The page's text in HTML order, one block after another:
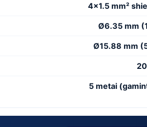
4×1.5 mm²
Ø6.35 mm
Ø15.88 mm
5 metai